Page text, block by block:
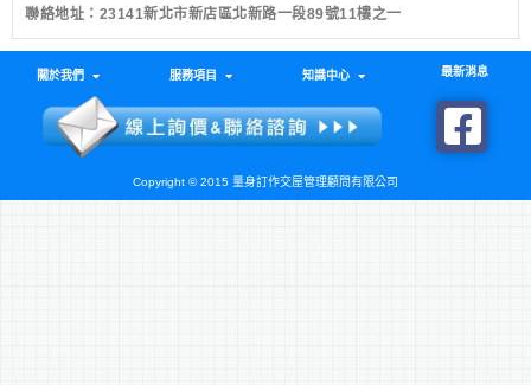
聯絡地址：23141新北市新店區北新路一段89號11樓之一
關於我們 服務項目 知識中心 最新消息
Copyright © 2015 量身訂作交屋管理顧問有限公司